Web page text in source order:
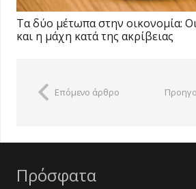
Τα δύο μέτωπα στην οικονομία:
και η μάχη κατά της ακρίβειας
Επόμενο άρθρο
Πρόσφατα